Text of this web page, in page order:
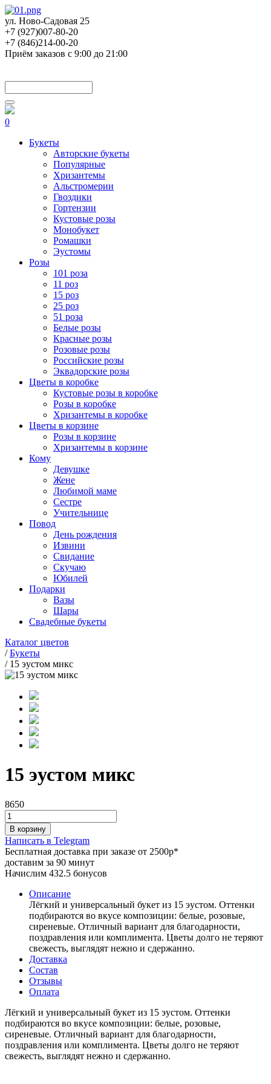
ул. Ново-Садовая 25
+7 (927)007-80-20
+7 (846)214-00-20
Приём заказов с 9:00 до 21:00
0
Букеты
Авторские букеты
Популярные
Хризантемы
Альстромерии
Гвоздики
Гортензии
Кустовые розы
Монобукет
Ромашки
Эустомы
Розы
101 роза
11 роз
15 роз
25 роз
51 роза
Белые розы
Красные розы
Розовые розы
Российские розы
Эквадорские розы
Цветы в коробке
Кустовые розы в коробке
Розы в коробке
Хризантемы в коробке
Цветы в корзине
Розы в корзине
Хризантемы в корзине
Кому
Девушке
Жене
Любимой маме
Сестре
Учительнице
Повод
День рождения
Извини
Свидание
Скучаю
Юбилей
Подарки
Вазы
Шары
Свадебные букеты
Каталог цветов
/Букеты
/ 15 эустом микс
15 эустом микс
8650
В корзину
Написать в Telegram
Бесплатная доставка при заказе от 2500р*
доставим за 90 минут
Начислим 432.5 бонусов
Описание
Лёгкий и универсальный букет из 15 эустом. Оттенки
подбираются во вкусе композиции: белые, розовые,
сиреневые. Отличный вариант для благодарности,
поздравления или комплимента. Цветы долго не теряют
свежесть, выглядят нежно и сдержанно.
Доставка
Состав
Отзывы
Оплата
Лёгкий и универсальный букет из 15 эустом. Оттенки
подбираются во вкусе композиции: белые, розовые,
сиреневые. Отличный вариант для благодарности,
поздравления или комплимента. Цветы долго не теряют
свежесть, выглядят нежно и сдержанно.